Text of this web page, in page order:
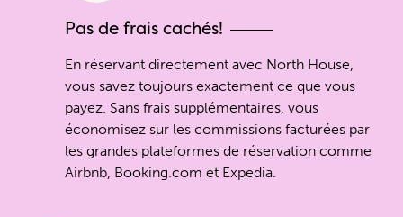
Pas de frais cachés!
En réservant directement avec North House,
vous savez toujours exactement ce que vous
payez. Sans frais supplémentaires, vous
économisez sur les commissions facturées par
les grandes plateformes de réservation comme
Airbnb, Booking.com et Expedia.